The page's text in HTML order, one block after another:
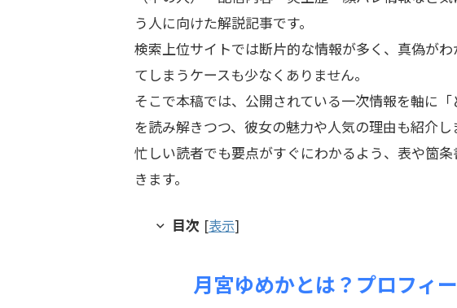
う人に向けた解説記事です。
検索上位サイトでは断片的な情報が多く、真偽が
てしまうケースも少なくありません。
そこで本稿では、公開されている一次情報を軸に「
を読み解きつつ、彼女の魅力や人気の理由も紹介し
忙しい読者でも要点がすぐにわかるよう、表や箇
きます。
目次 [表示]
月宮ゆめかとは？プロフィ